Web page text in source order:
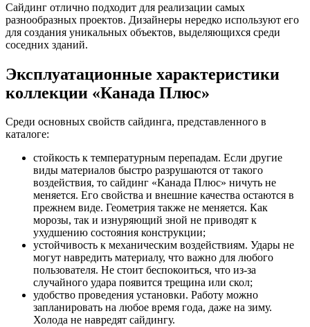
Сайдинг отлично подходит для реализации самых
разнообразных проектов. Дизайнеры нередко используют его
для создания уникальных объектов, выделяющихся среди
соседних зданий.
Эксплуатационные характеристики
коллекции «Канада Плюс»
Среди основных свойств сайдинга, представленного в
каталоге:
стойкость к температурным перепадам. Если другие
виды материалов быстро разрушаются от такого
воздействия, то сайдинг «Канада Плюс» ничуть не
меняется. Его свойства и внешние качества остаются в
прежнем виде. Геометрия также не меняется. Как
морозы, так и изнуряющий зной не приводят к
ухудшению состояния конструкции;
устойчивость к механическим воздействиям. Удары не
могут навредить материалу, что важно для любого
пользователя. Не стоит беспокоиться, что из-за
случайного удара появится трещина или скол;
удобство проведения установки. Работу можно
запланировать на любое время года, даже на зиму.
Холода не навредят сайдингу.